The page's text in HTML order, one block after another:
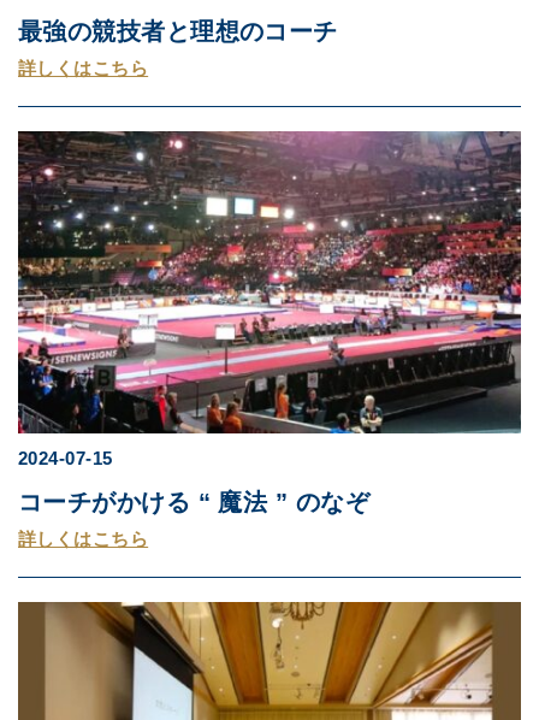
最強の競技者と理想のコーチ
詳しくはこちら
2024-07-15
コーチがかける “ 魔法 ” のなぞ
詳しくはこちら